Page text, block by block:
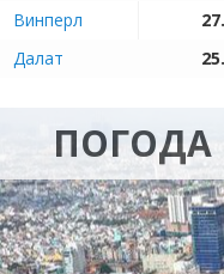
Винперл
Далат